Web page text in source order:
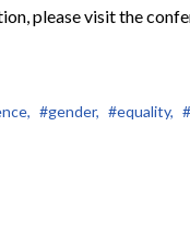
please visit the
#gender, #equality,